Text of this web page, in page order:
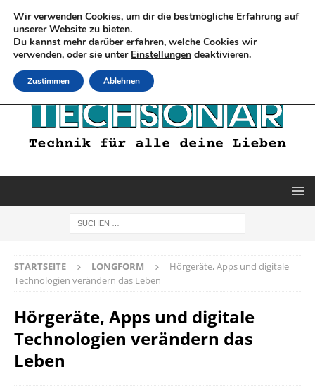
STARTSEITE LONGFORM
Hörgeräte, Apps und digitale
Technologien verändern das Leben
Hörgeräte, Apps und digitale
Technologien verändern das
Leben
Wir verwenden Cookies, um dir die bestmögliche Erfahrung auf
unserer Website zu bieten.
Du kannst mehr darüber erfahren, welche Cookies wir
verwenden, oder sie unter Einstellungen deaktivieren.
Zustimmen Ablehnen